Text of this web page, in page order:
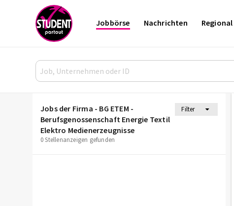
Jobbörse Nachrichten Regional
Jobs der Firma - BG ETEM -
Berufsgenossenschaft Energie Textil
Elektro Medienerzeugnisse
Filter
0 Stellenanzeigen gefunden